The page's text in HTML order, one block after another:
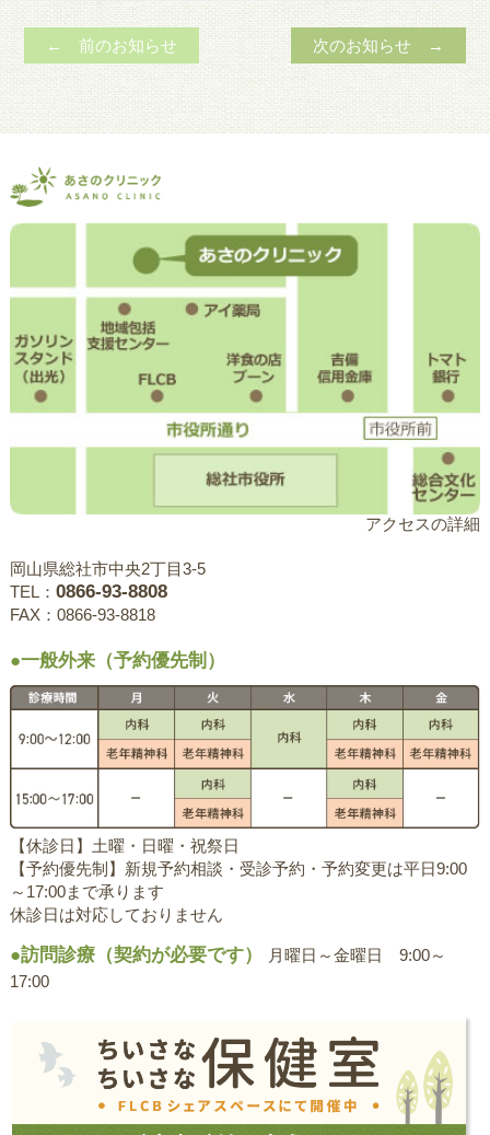
← 前のお知らせ 次のお知らせ →
アクセスの詳細
岡山県総社市中央2丁目3-5
TEL： 0866-93-8808
FAX：0866-93-8818
●一般外来（予約優先制）
【休診日】土曜・日曜・祝祭日
【予約優先制】新規予約相談・受診予約・予約変更は平日9:00
～17:00まで承ります
休診日は対応しておりません
●訪問診療（契約が必要です）
月曜日～金曜日 9:00～
17:00